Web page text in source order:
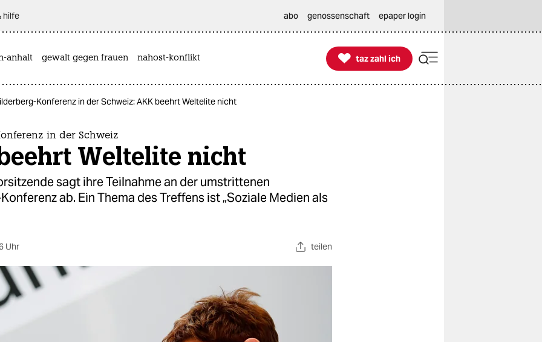
hilfe abo genossenschaft epaper login
anhalt gewalt gegen frauen nahost-konflikt 
taz zahl ich
taz zahl ich
Konferenz in der Schweiz: AKK beehrt Weltelite nicht
in der Schweiz
Weltelite nicht
sagt ihre Teilnahme an der umstrittenen
ab. Ein Thema des Treffens ist „Soziale Medien als
Uhr teilen